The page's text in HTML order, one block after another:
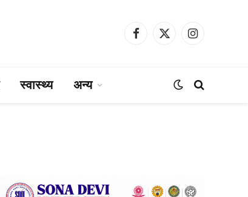
Facebook
X
Instagram
स्वास्थ्य अन्य